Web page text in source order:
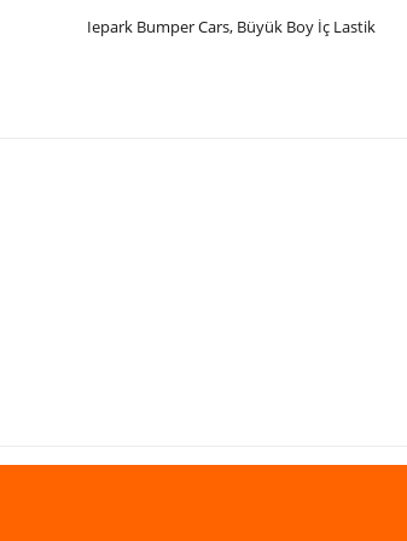
Iepark Bumper Cars, Büyük Boy İç Lastik